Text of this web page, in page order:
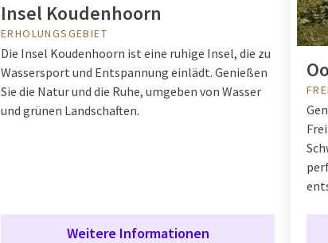
Insel Koudenhoorn
ERHOLUNGSGEBIET
Die Insel Koudenhoorn ist eine ruhige Insel, die zu
Wassersport und Entspannung einlädt. Genießen
Sie die Natur und die Ruhe, umgeben von Wasser
und grünen Landschaften.
Weitere Informationen